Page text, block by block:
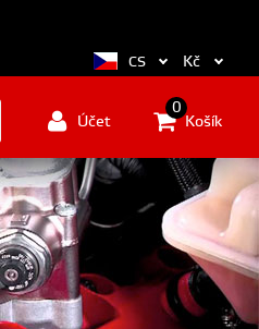
CS Kč
Účet Košík
0